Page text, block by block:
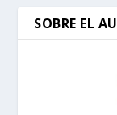
SOBRE EL